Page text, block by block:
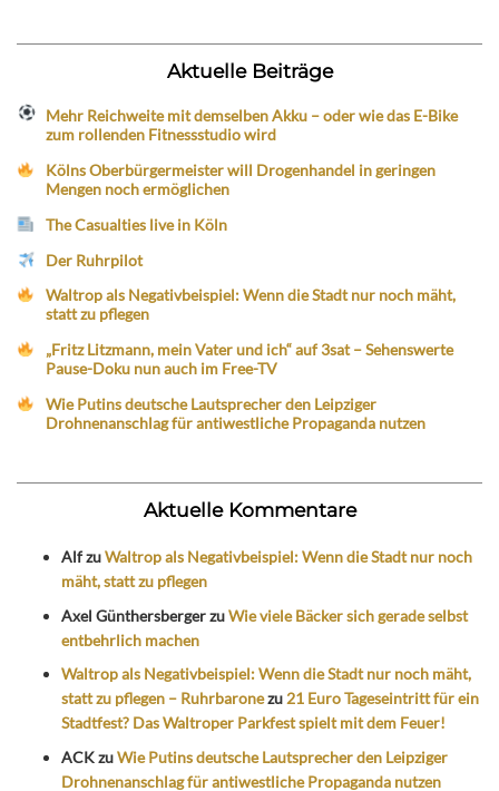
Aktuelle Beiträge
Mehr Reichweite mit demselben Akku – oder wie das E-Bike
zum rollenden Fitnessstudio wird
Kölns Oberbürgermeister will Drogenhandel in geringen
Mengen noch ermöglichen
The Casualties live in Köln
Der Ruhrpilot
Waltrop als Negativbeispiel: Wenn die Stadt nur noch mäht,
statt zu pflegen
„Fritz Litzmann, mein Vater und ich“ auf 3sat – Sehenswerte
Pause-Doku nun auch im Free-TV
Wie Putins deutsche Lautsprecher den Leipziger
Drohnenanschlag für antiwestliche Propaganda nutzen
Aktuelle Kommentare
AlfzuWaltrop als Negativbeispiel: Wenn die Stadt nur noch
mäht, statt zu pflegen
Axel GünthersbergerzuWie viele Bäcker sich gerade selbst
entbehrlich machen
Waltrop als Negativbeispiel: Wenn die Stadt nur noch mäht,
statt zu pflegen – Ruhrbaronezu 21 Euro Tageseintritt für ein
Stadtfest? Das Waltroper Parkfest spielt mit dem Feuer!
ACKzuWie Putins deutsche Lautsprecher den Leipziger
Drohnenanschlag für antiwestliche Propaganda nutzen